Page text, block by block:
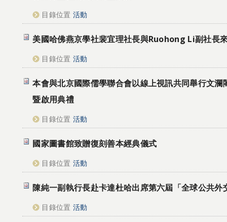
目錄位置 活動
美國哈佛燕京學社裴宜理社長與Ruohong Li副社長
目錄位置 活動
本會與北京國際儒學聯合會以線上視訊共同舉行文瀾
暨啟用典禮
目錄位置 活動
國家圖書館致贈復刻善本經典儀式
目錄位置 活動
陳純一副執行長赴卡達杜哈出席第六屆「全球公共外
目錄位置 活動